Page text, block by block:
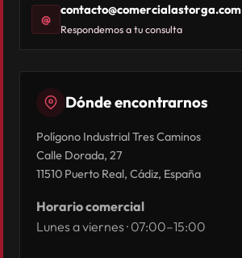
@
contacto@comercialastorga.com
Respondemos a tu consulta
Dónde encontrarnos
Polígono Industrial Tres Caminos
Calle Dorada, 27
11510 Puerto Real, Cádiz, España
Horario comercial
Lunes a viernes · 07:00–15:00